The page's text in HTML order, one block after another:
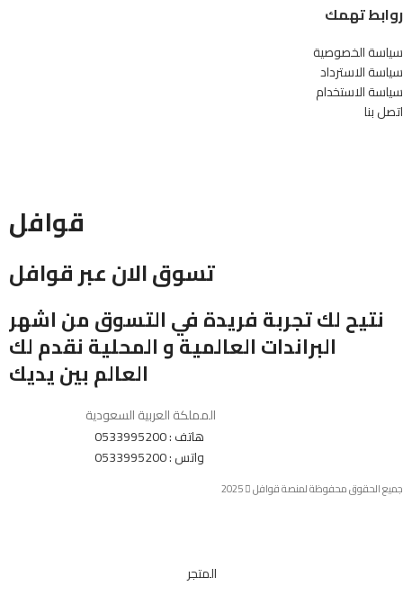
روابط تهمك
سياسة الخصوصية
سياسة الاسترداد
سياسة الاستخدام
اتصل بنا
قوافل
تسوق الان عبر قوافل
نتيح لك تجربة فريدة في التسوق من اشهر
البراندات العالمية و المحلية نقدم لك
العالم بين يديك
المملكة العربية السعودية
هاتف : 0533995200
واتس : 0533995200
جميع الحقوق محفوظة لمنصة قوافل
المتجر